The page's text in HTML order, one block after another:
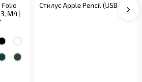
M4 |
Стилус Apple Pencil (USB-C)